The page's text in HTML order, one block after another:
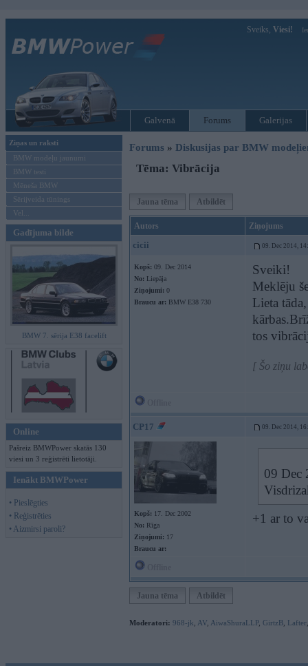
Sveiks, Viesi!
Galvenā Forums Galerijas
Ziņas un raksti
BMW modeļu jaunumi
BMW testi
Mēneša BMW
Sērijveida tūnings
Vel...
Gadījuma bilde
BMW 7. sērija E38 facelift
Online
Pašreiz BMWPower skatās 130
viesi un 3 reģistrēti lietotāji.
Ienākt BMWPower
• Pieslēgties
• Reģistrēties
• Aizmirsi paroli?
Forums » Diskusijas par BMW
Tēma: Vibrācija
Jauna tēma Atbildēt
Autors Ziņojums
cicii 09. Dec 2014,
Kopš: 09. Dec 2014
No: Liepāja
Ziņojumi: 0
Braucu ar: BMW E38 730
Sveiki!
Meklēju
Lieta
tos
[ Šo ziņu
CP17 09. Dec 2014,
Kopš: 17. Dec 2002
No: Rīga
Ziņojumi: 17
Braucu ar:
09 Dec
+1 ar to
Jauna tēma Atbildēt
Moderatori: 968-jk AV AiwaShuraLLP, GirtzB Lafter